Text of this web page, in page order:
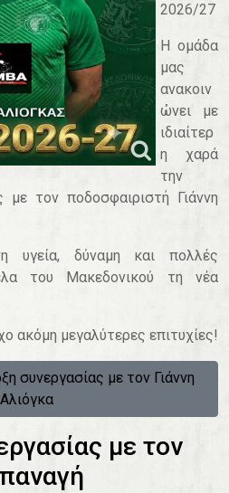
2026/27
Η ομάδα
μας
ανακοιν
ώνει με
ιδιαίτερ
η χαρά
την
με τον ποδοσφαιριστή Γιάννη
υγεία, δύναμη και πολλές
του Μακεδονικού τη νέα
ακόμη μεγαλύτερες επιτυχίες!
συνεργασίας με τον Γιάννη
Αλιόγκα
με τον